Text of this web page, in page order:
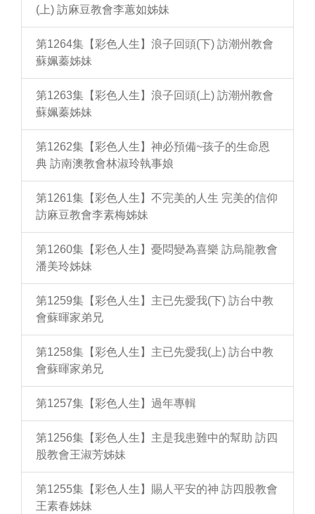
(上) 訪麻豆教會李蕙如姊妹
第1264集【彩色人生】浪子回頭(下) 訪潮州教會
蘇姵蓁姊妹
第1263集【彩色人生】浪子回頭(上) 訪潮州教會
蘇姵蓁姊妹
第1262集【彩色人生】神必預備~孩子的生命恩
典 訪南澳教會林淑玲執事娘
第1261集【彩色人生】不完美的人生 完美的信仰
訪麻豆教會李素梅姊妹
第1260集【彩色人生】憂悶變為喜樂 訪烏龍教會
潘美玲姊妹
第1259集【彩色人生】主已先愛我(下) 訪台中教
會蘇暉家弟兄
第1258集【彩色人生】主已先愛我(上) 訪台中教
會蘇暉家弟兄
第1257集【彩色人生】過年專輯
第1256集【彩色人生】主是我患難中的幫助 訪四
股教會王淑芳姊妹
第1255集【彩色人生】賜人平安的神 訪四股教會
王素春姊妹